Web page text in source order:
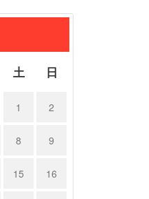
土 日
1 2
8 9
15 16